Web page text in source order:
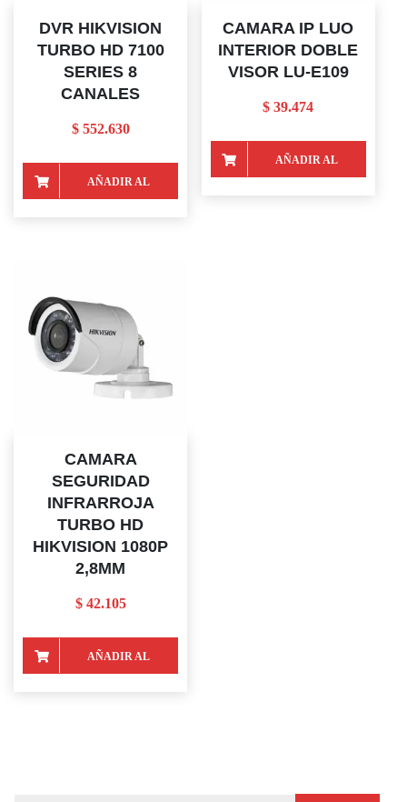
DVR HIKVISION
TURBO HD 7100
SERIES 8
CANALES
$552.630
AÑADIR AL
CAMARA IP LUO
INTERIOR DOBLE
VISOR LU-E109
$ 39.474
AÑADIR AL
CAMARA
SEGURIDAD
INFRARROJA
TURBO HD
HIKVISION 1080P
2,8MM
$42.105
AÑADIR AL